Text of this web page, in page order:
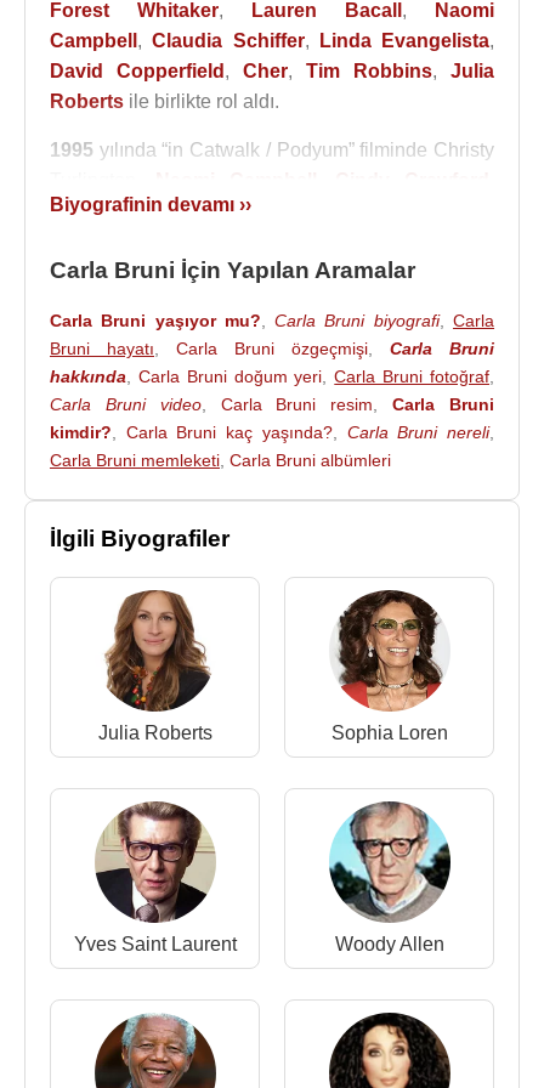
Forest Whitaker, Lauren Bacall ,
Naomi
Campbell ,Claudia Schiffer, Linda Evangelista,
David Copperfield , Cher, Tim Robbins, Julia
Roberts ile birlikte rol aldı.
1995 yılında “in Catwalk / Podyum” filminde Christy
Yasmin Le Bon,Kate Moss
yılında söz yazarlığını ve bestelerini kendisi
yaptığı, kendisi seslendirdiği, gitarını da kendisinin
çaldığı “Quelqu’un m’a dit” adlı albümünü çıkardı.
2005yılında şarkıcıLouis Bertignac’ın
"Longtemps" albümü için 10 adet şarkı verdi. 2006
yılında Aldo Romano ’nun albümünde bir düet
yaptı.
H&M reklamında kullanıldı. Anadili İtalyanca olan
Carla Bruni, çok iyi İngilizce ve Fransızca
konuşuyor.
2001 - 2007 yılları arasında Raphaël Enthoven
birlikte oldu. Aurélien Enthoven (d. 21 Temmuz
2001) adında bir oğlu vardır.
cumhurbaşkanı
Nicolas Sarkozy
ile evlendi. Giulia
Sarkozy (d. 19 Ekim 2011) adında bir kızı vardır.
18 Temmuz2009 tarihinde New York’da Radio City
Music adlı radyo istasyonundanNelson
Mandela’nın 91nci doğum günü için şarkı
seslendirdi.
yılında yönetmenliğini Woody Allen’in yaptığı
“Midnight in Paris / Paris'te Gece Yarısı” adlı filmde
Rachel McAdams
Owen Wilson,Marion
Biyografinin devamı ››
Carla Bruni İçin Yapılan Aramalar
Carla Bruni yaşıyor mu? ,Carla Bruni biyografi,Carla
Bruni hayatı
Carla Bruni özgeçmişi
Carla Bruni
hakkında
Carla Bruni doğum yeri ,Carla Bruni fotoğraf
Carla Bruni video, Carla Bruni resim ,Carla Bruni
kimdir?
Carla Bruni kaç yaşında?, Carla Bruni nereli,
Carla Bruni memleketi Carla Bruni albümleri
İlgili Biyografiler
Julia Roberts Sophia Loren
Yves Saint Laurent Woody Allen